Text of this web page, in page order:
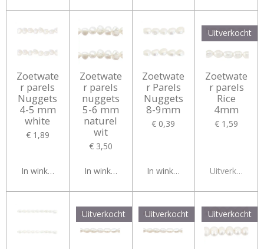
Zoetwate
r parels
Nuggets
4-5 mm
white
€ 1,89
In winkelwagen
Zoetwate
r parels
nuggets
5-6 mm
naturel
wit
€ 3,50
In winkelwagen
Zoetwate
r Parels
Nuggets
8-9mm
€ 0,39
In winkelwagen
Uitverkocht
Zoetwate
r parels
Rice
4mm
€ 1,59
Uitverkocht
Uitverkocht Uitverkocht Uitverkocht